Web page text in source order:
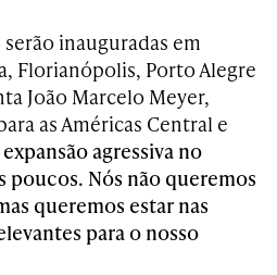
inauguradas em
Florianópolis, Porto Alegre
João Marcelo Meyer,
as Américas Central e
agressiva no
poucos. Nós não queremos
queremos estar nas
para o nosso